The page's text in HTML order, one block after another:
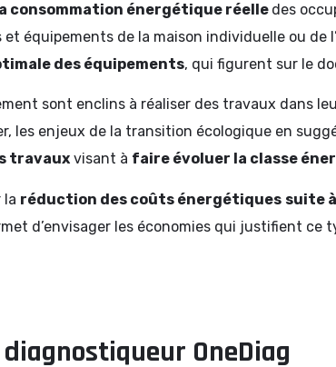
consommation énergétique réelle des
équipements de la maison individuelle ou de
des équipements, qui figurent sur le
sont enclins à réaliser des travaux dans
les enjeux de la transition écologique en
travaux visant à faire évoluer la classe
la réduction des coûts énergétiques suite
d’envisager les économies qui justifient ce
OneDiag